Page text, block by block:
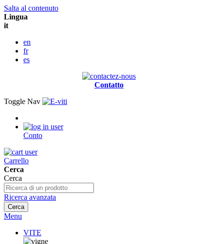
Salta al contenuto
Lingua
it
en
fr
es
Contatto
Toggle Nav
Conto
Carrello
Cerca
Cerca
Ricerca avanzata
Cerca
Menu
VITE